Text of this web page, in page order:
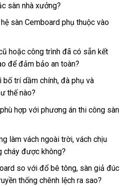
sàn nhà xưởng?
sàn Cemboard phụ thuộc vào
hoặc công trình đã có sẵn kết
để đảm bảo an toàn?
bố trí dầm chính, đà phụ và
thế nào?
hợp với phương án thi công sàn
làm vách ngoài trời, vách chịu
cháy được không?
so với đổ bê tông, sàn giả đúc
thống chênh lệch ra sao?